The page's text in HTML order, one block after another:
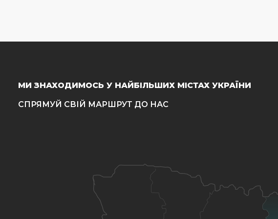
МИ ЗНАХОДИМОСЬ У НАЙБІЛЬШИХ МІСТАХ УКРАЇНИ
СПРЯМУЙ СВІЙ МАРШРУТ ДО НАС